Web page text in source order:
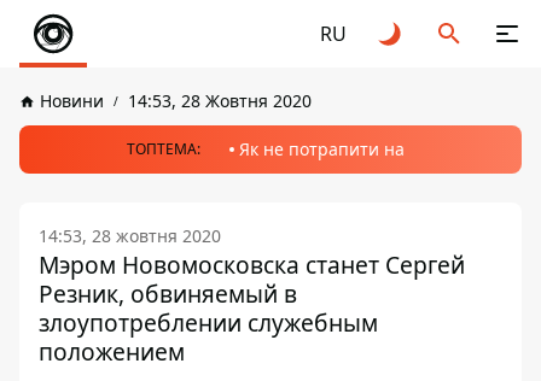
RU
Новини 14:53, 28 Жовтня 2020
ТОПТЕМА: Як не потрапити на
14:53, 28 жовтня 2020
Мэром Новомосковска станет Сергей
Резник, обвиняемый в
злоупотреблении служебным
положением